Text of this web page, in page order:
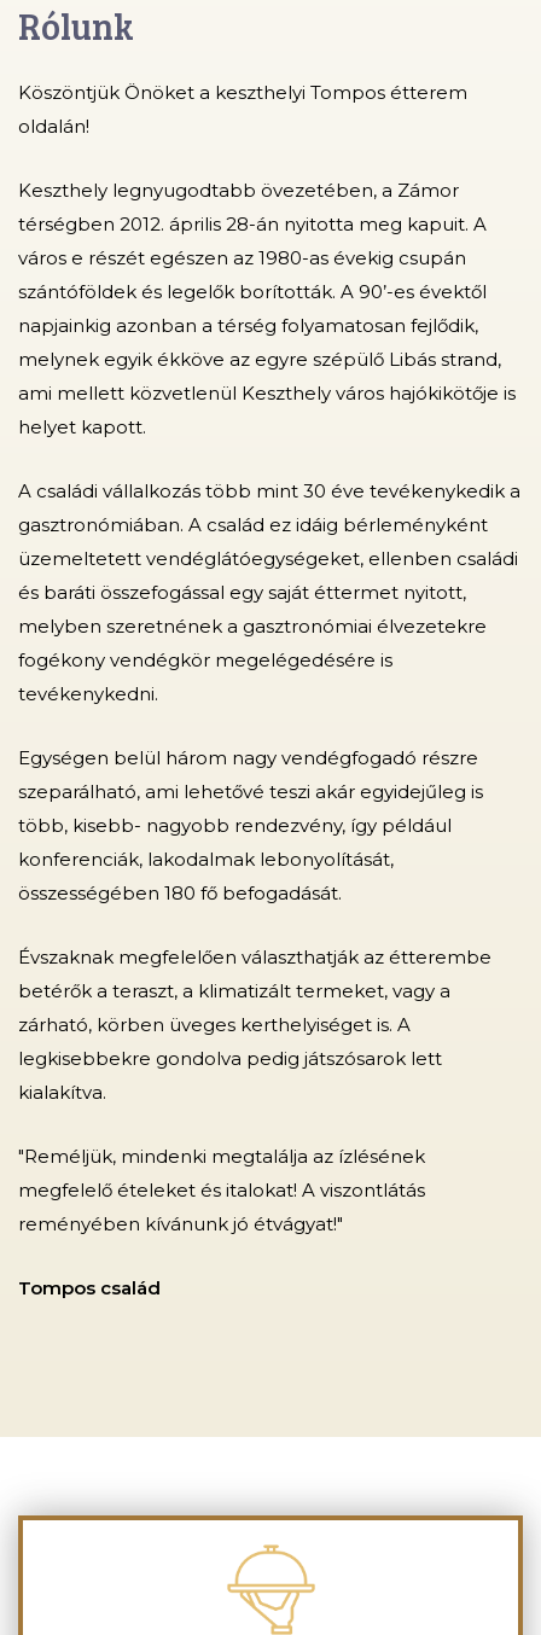
Rólunk
Köszöntjük Önöket a keszthelyi Tompos étterem
oldalán!
Keszthely legnyugodtabb övezetében, a Zámor
térségben 2012. április 28-án nyitotta meg kapuit. A
város e részét egészen az 1980-as évekig csupán
szántóföldek és legelők borították. A 90’-es évektől
napjainkig azonban a térség folyamatosan fejlődik,
melynek egyik ékköve az egyre szépülő Libás strand,
ami mellett közvetlenül Keszthely város hajókikötője is
helyet kapott.
A családi vállalkozás több mint 30 éve tevékenykedik a
gasztronómiában. A család ez idáig bérleményként
üzemeltetett vendéglátóegységeket, ellenben családi
és baráti összefogással egy saját éttermet nyitott,
melyben szeretnének a gasztronómiai élvezetekre
fogékony vendégkör megelégedésére is
tevékenykedni.
Egységen belül három nagy vendégfogadó részre
szeparálható, ami lehetővé teszi akár egyidejűleg is
több, kisebb- nagyobb rendezvény, így például
konferenciák, lakodalmak lebonyolítását,
összességében 180 fő befogadását.
Évszaknak megfelelően választhatják az étterembe
betérők a teraszt, a klimatizált termeket, vagy a
zárható, körben üveges kerthelyiséget is. A
legkisebbekre gondolva pedig játszósarok lett
kialakítva.
"Reméljük, mindenki megtalálja az ízlésének
megfelelő ételeket és italokat! A viszontlátás
reményében kívánunk jó étvágyat!"
Tompos család